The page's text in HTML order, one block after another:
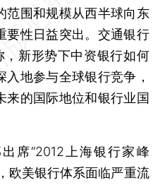
范围和规模从西半球向东
要性日益突出。交通银行
新形势下中资银行如何
地参与全球银行竞争，
来的国际地位和银行业国
“2012上海银行家峰
欧美银行体系面临严重流